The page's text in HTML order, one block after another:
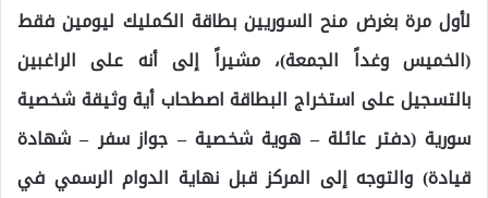
لأول مرة بغرض منح السوريين بطاقة الكمليك ليومين فقط
(الخميس وغداً الجمعة)، مشيراً إلى أنه على الراغبين
بالتسجيل على استخراج البطاقة اصطحاب أية وثيقة شخصية
سورية (دفتر عائلة – هوية شخصية – جواز سفر – شهادة
قيادة) والتوجه إلى المركز قبل نهاية الدوام الرسمي في